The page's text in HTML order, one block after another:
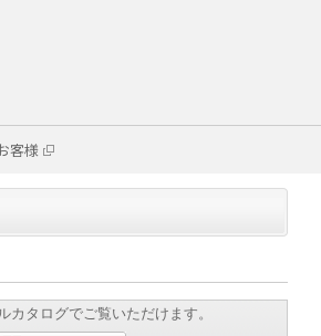
客様
カタログでご覧いただけます。